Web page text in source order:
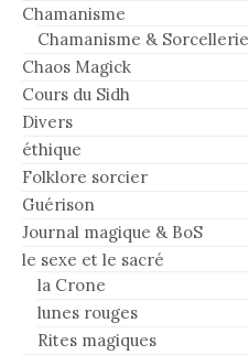
Chamanisme
Chamanisme & Sorcellerie
Chaos Magick
Cours du Sidh
Divers
éthique
Folklore sorcier
Guérison
Journal magique & BoS
le sexe et le sacré
la Crone
lunes rouges
Rites magiques